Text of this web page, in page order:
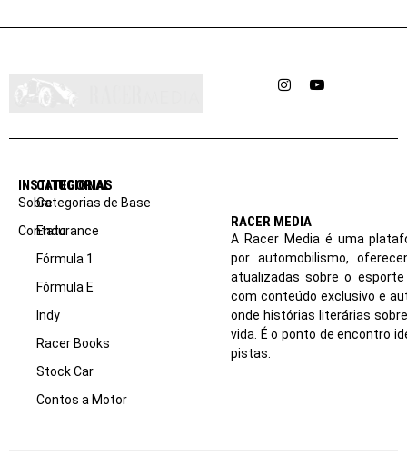
InstagramYouTube
INSTITUCIONAL
Sobre
Contato
CATEGORIAS
Categorias de Base
Endurance
Fórmula 1
Fórmula E
Indy
Racer Books
Stock Car
Contos a Motor
RACER MEDIA
A Racer Media é uma
por automobilismo,
atualizadas sobre o
com conteúdo exclusivo e
onde histórias literárias
vida. É o ponto de encontro
pistas.